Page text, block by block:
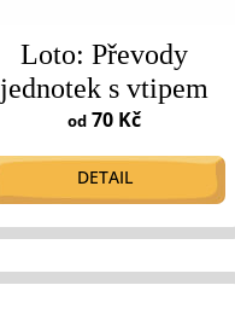
Loto: Převody
jednotek s vtipem
od 70 Kč
DETAIL